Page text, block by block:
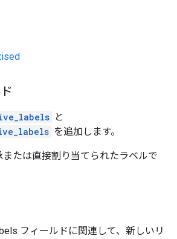
と
を追加します。
たは直接割り当てられたラベルで
フィールドに関連して、新しいリ